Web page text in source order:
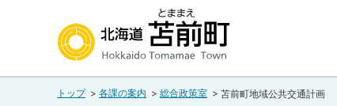
メ
北海道苫前町
Hokkaido Tomamae Town
トップ 各課の案内 総合政策室 苫前町地域公共交通計画
戻